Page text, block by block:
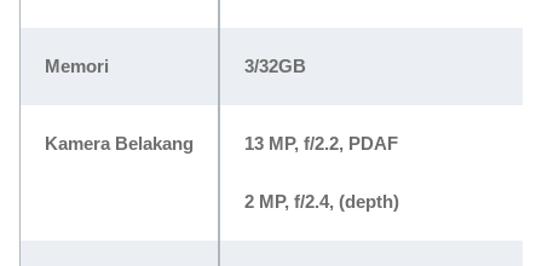
Memori 3/32GB
Kamera Belakang 13 MP, f/2.2, PDAF
2 MP, f/2.4, (depth)